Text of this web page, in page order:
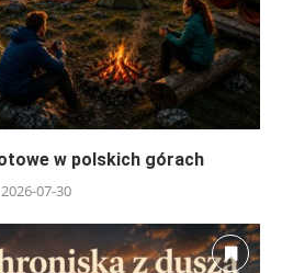
w polskich górach
2026-07-30